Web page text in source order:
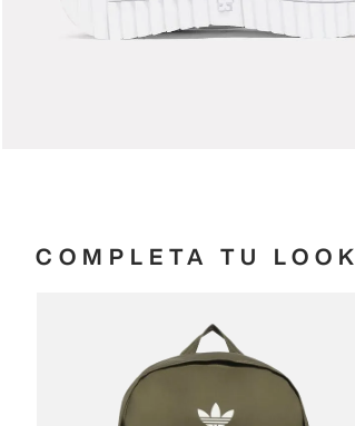
COMPLETA TU LOOK